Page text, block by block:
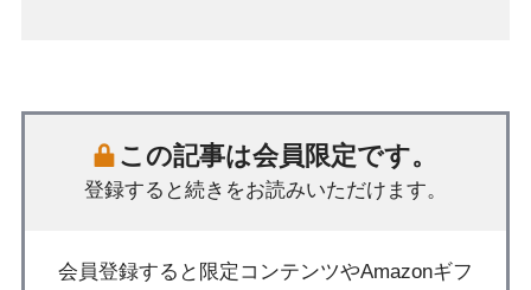
この記事は会員限定です。
登録すると続きをお読みいただけます。
会員登録すると限定コンテンツやAmazonギフ